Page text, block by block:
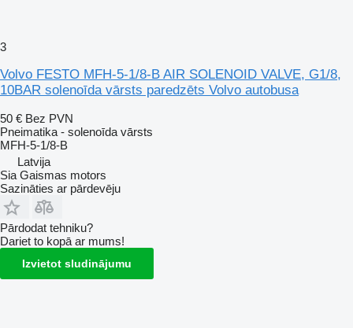
3
Volvo FESTO MFH-5-1/8-B AIR SOLENOID VALVE, G1/8,
10BAR solenoīda vārsts paredzēts Volvo autobusa
50 € Bez PVN
Pneimatika - solenoīda vārsts
MFH-5-1/8-B
Latvija
Sia Gaismas motors
Sazināties ar pārdevēju
Pārdodat tehniku?
Dariet to kopā ar mums!
Izvietot sludinājumu